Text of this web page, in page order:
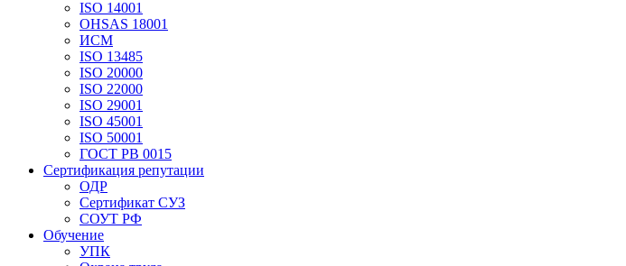
ISO 14001
OHSAS 18001
ИСМ
ISO 13485
ISO 20000
ISO 22000
ISO 29001
ISO 45001
ISO 50001
ГОСТ РВ 0015
Сертификация репутации
ОДР
Сертификат СУЗ
СОУТ РФ
Обучение
УПК